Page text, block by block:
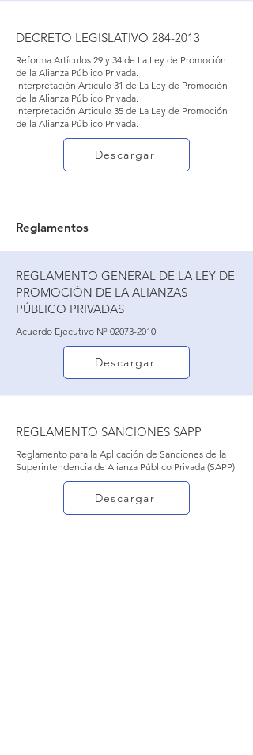
DECRETO LEGISLATIVO 284-2013
Reforma Artículos 29 y 34 de La Ley de Promoción
de la Alianza Público Privada.
Interpretación Articulo 31 de La Ley de Promoción
de la Alianza Público Privada.
Interpretación Articulo 35 de La Ley de Promoción
de la Alianza Público Privada.
Descargar
Reglamentos
REGLAMENTO GENERAL DE LA LEY DE
PROMOCIÓN DE LA ALIANZAS
PÚBLICO PRIVADAS
Acuerdo Ejecutivo Nº 02073-2010
Descargar
REGLAMENTO SANCIONES SAPP
Reglamento para la Aplicación de Sanciones de la
Superintendencia de Alianza Público Privada (SAPP)
Descargar